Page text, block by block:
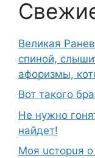
Великая
спиной,
афоризмы,
Вот такого
Не нужно
найдет!
Moя ucтopuя